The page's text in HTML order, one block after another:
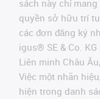
sách này chỉ
quyền sở hữu trí
các đơn đăng ký
igus® SE & Co.
Liên minh Châu
Việc một nhãn
hiện trong danh